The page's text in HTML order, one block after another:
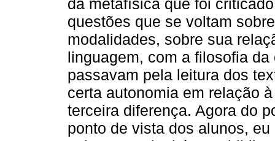
da metafísica que foi
questões que se voltam
modalidades, sobre sua
linguagem, com a filosofia
passavam pela leitura dos
certa autonomia em relação
terceira diferença. Agora do
ponto de vista dos alunos,